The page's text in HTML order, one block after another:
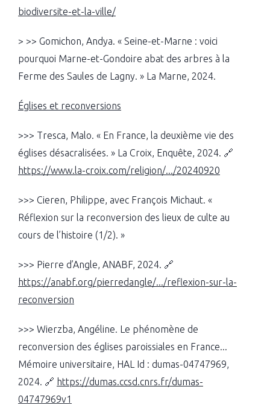
biodiversite-et-la-ville/
> >> Gomichon, Andya. « Seine-et-Marne : voici
pourquoi Marne-et-Gondoire abat des arbres à la
Ferme des Saules de Lagny. » La Marne, 2024.
Églises et reconversions
>>> Tresca, Malo. « En France, la deuxième vie des
églises désacralisées. » La Croix, Enquête, 2024. 🔗
https://www.la-croix.com/religion/.../20240920
>>> Cieren, Philippe, avec François Michaut. «
Réflexion sur la reconversion des lieux de culte au
cours de l’histoire (1/2). »
>>> Pierre d’Angle, ANABF, 2024. 🔗
https://anabf.org/pierredangle/.../reflexion-sur-la-
reconversion
>>> Wierzba, Angéline. Le phénomène de
reconversion des églises paroissiales en France...
Mémoire universitaire, HAL Id : dumas-04747969,
2024. 🔗 https://dumas.ccsd.cnrs.fr/dumas-
04747969v1